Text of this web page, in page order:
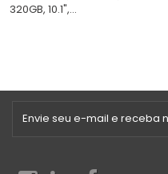
320GB, 10.1",...